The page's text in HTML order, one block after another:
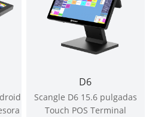
D6
Scangle D6 15.6 pulgadas
Touch POS Terminal